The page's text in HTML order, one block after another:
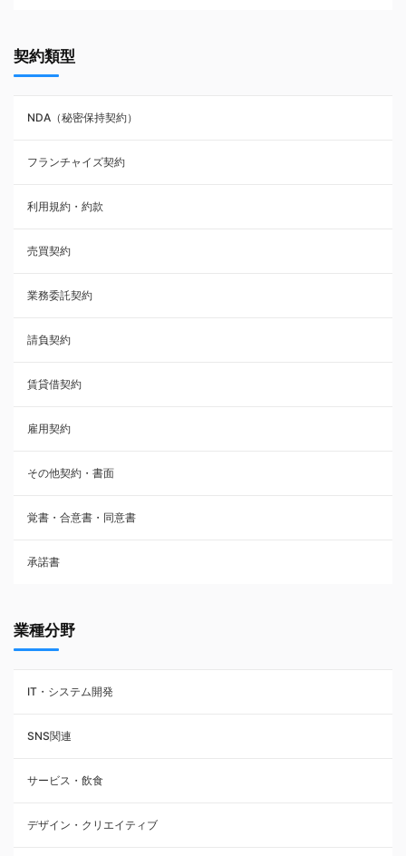
NDA（秘密保持契約）
業務委託契約
利用規約・約款
覚書・合意書・同意書
承諾書
雇用契約
その他契約・書面
売買契約
株主総会議事録・関連書類
請負契約
フランチャイズ契約
賃貸借契約
契約類型
NDA（秘密保持契約）
フランチャイズ契約
利用規約・約款
売買契約
業務委託契約
請負契約
賃貸借契約
雇用契約
その他契約・書面
覚書・合意書・同意書
承諾書
業種分野
IT・システム開発
SNS関連
サービス・飲食
デザイン・クリエイティブ